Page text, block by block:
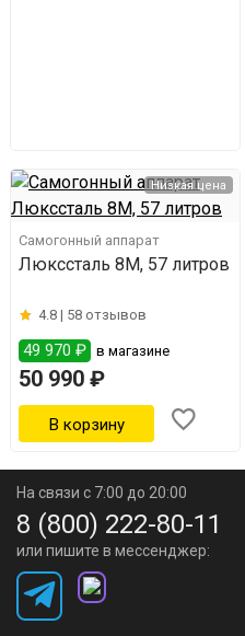
Низкая цена
Самогонный аппарат
Люкссталь 8М, 57 литров
4.8 | 58 отзывов
49 970 ₽ в магазине
50 990 ₽
На связи с 7:00 до 20:00
8 (800) 222-80-11
или пишите в мессенджер: